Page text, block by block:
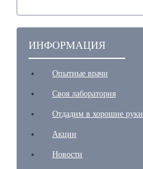
ИНФОРМАЦИЯ
Опытные врачи
Своя лаборатория
Отдадим в хорошие руки
Акции
Новости